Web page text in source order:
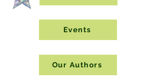
Events
Our Authors